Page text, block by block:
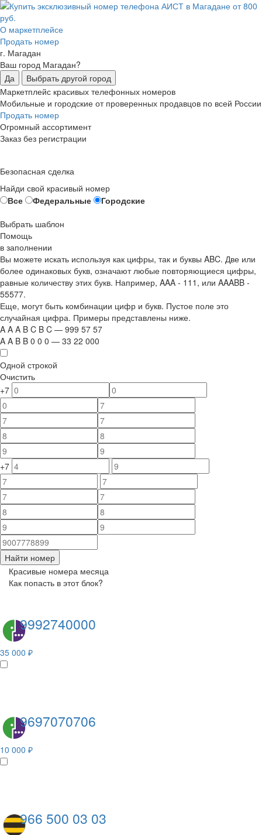
О маркетплейсе
Продать номер
г. Магадан
Ваш город Магадан?
Да
Выбрать другой город
Маркетплейс красивых телефонных номеров
Мобильные и городские от проверенных продавцов по всей России
Продать номер
Огромный ассортимент
Заказ без регистрации
Безопасная сделка
Найди свой красивый номер
Все
Федеральные
Городские
Выбрать шаблон
Помощь
в заполнении
Вы можете искать используя как цифры, так и буквы ABC. Две или
более одинаковых букв, означают любые повторяющиеся цифры,
равные количеству этих букв. Например, AAA - 111 , или AAABB -
55577.
Еще, могут быть комбинации цифр и букв. Пустое поле это
случайная цифра. Примеры представлены ниже.
A A A B C B C — 999 57 57
A A B B 0 0 0 — 33 22 000
Одной строкой
Очистить
+7
+7
Найти номер
Красивые номера месяца
Как попасть в этот блок?
9992740000
35 000 ₽
9697070706
10 000 ₽
966 500 03 03